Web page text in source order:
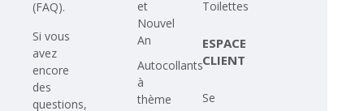
(FAQ).
Si vous
avez
encore
des
questions,
et
Nouvel
An
Autocollants
à
thème
Toilettes
ESPACE
CLIENT
Se